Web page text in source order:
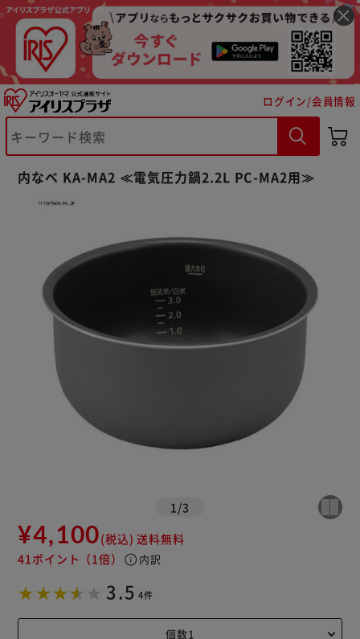
ログイン/会員情報
内なべ KA-MA2 ≪電気圧力鍋2.2L PC-MA2用≫
1 /3
¥4,100(税込) 送料無料
41ポイント （1倍） info 内訳
3.5 4件
※ご確認ください